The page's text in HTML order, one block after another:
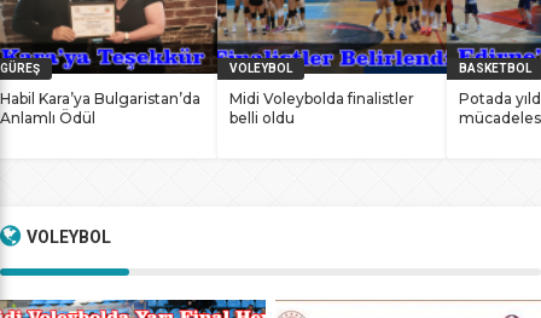
GÜREŞ
Habil Kara’ya Bulgaristan’da
Anlamlı Ödül
VOLEYBOL
Midi Voleybolda finalistler
belli oldu
BASKETBOL
Potada
VOLEYBOL